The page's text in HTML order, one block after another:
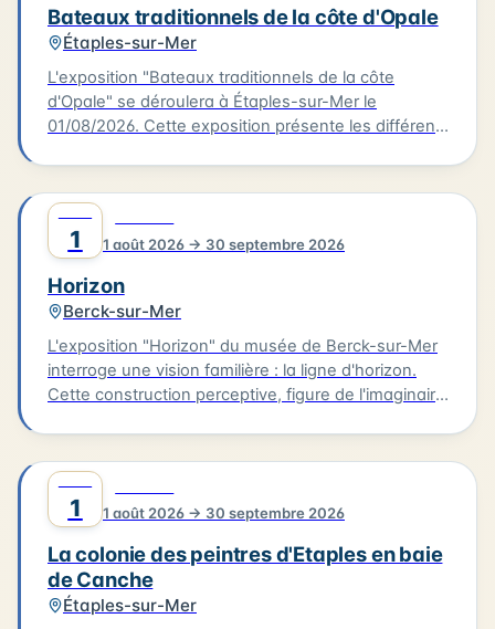
lors de la restauration du trois-mâts Duchesse
Anne au chantier Damen.
Bateaux traditionnels de la côte d'Opale
Étaples-sur-Mer
L'exposition "Bateaux traditionnels de la côte
d'Opale" se déroulera à Étaples-sur-Mer le
01/08/2026. Cette exposition présente les différents
moitié du XIXème siècle à 1950. Les visiteurs
pourront découvrir les spécificités de ces bateaux
de pêche qui ont façonné l'histoire de la région.
située sur la côte d'Opale.
1 1 août 2026 → 30 septembre 2026
Horizon
Berck-sur-Mer
L'exposition "Horizon" du musée de Berck-sur-Mer
interroge une vision familière : la ligne d'horizon.
Cette construction perceptive, figure de l'imaginaire
vers quoi nous tendons. L'exposition rassemble les
peintres de l'Ecole de Berck dans un accrochage où
les horizons alignés proposent une promenade
du crépuscule à l'aube. L'exposition "Horizon" aura
lieu au musée de Berck-sur-Mer le 01/08/2026.
1 1 août 2026 → 30 septembre 2026
La colonie des peintres d'Etaples en baie
de Canche
Étaples-sur-Mer